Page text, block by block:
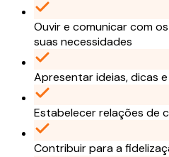
Ouvir e comunicar com
suas necessidades
Apresentar ideias, dicas
Estabelecer relações de
Contribuir para a